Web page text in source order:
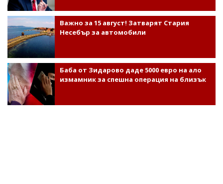
Важно за 15 август! Затварят Стария
Несебър за автомобили
Баба от Зидарово даде 5000 евро на ало
измамник за спешна операция на близък